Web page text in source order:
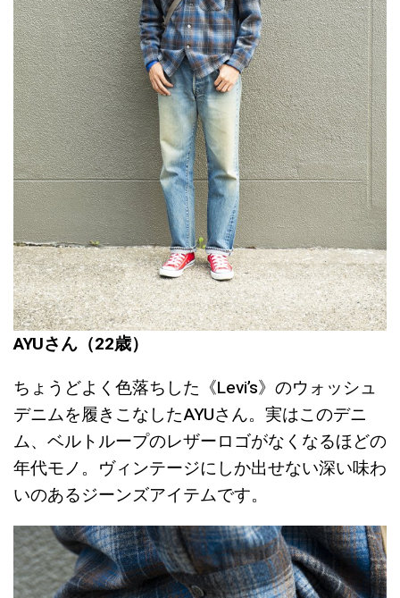
AYUさん（22歳）
ちょうどよく色落ちした《Levi’s》のウォッシュ
デニムを履きこなしたAYUさん。実はこのデニ
ム、ベルトループのレザーロゴがなくなるほどの
年代モノ。ヴィンテージにしか出せない深い味わ
いのあるジーンズアイテムです。